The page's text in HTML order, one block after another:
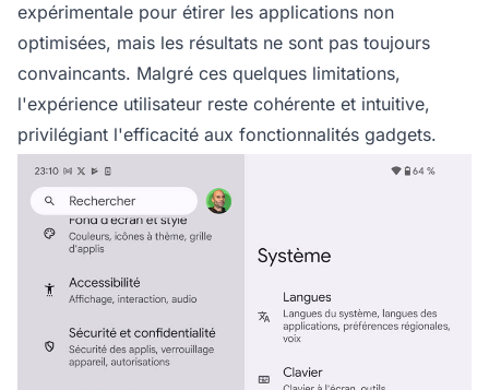
expérimentale pour étirer les applications non
optimisées, mais les résultats ne sont pas toujours
convaincants. Malgré ces quelques limitations,
l'expérience utilisateur reste cohérente et intuitive,
privilégiant l'efficacité aux fonctionnalités gadgets.